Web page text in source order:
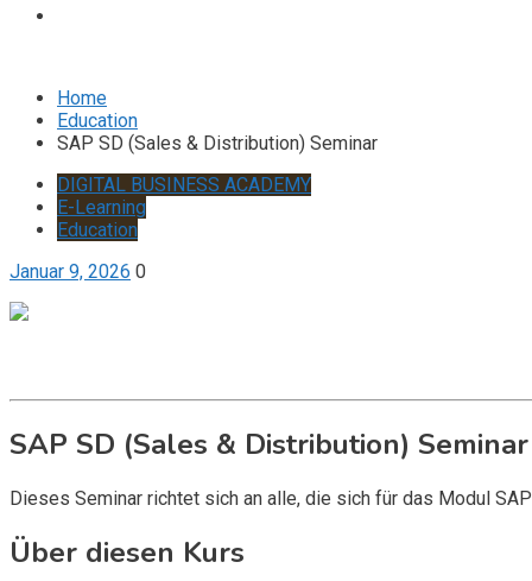
Home
Education
SAP SD (Sales & Distribution) Seminar
DIGITAL BUSINESS ACADEMY
E-Learning
Education
Januar 9, 2026 0
SAP SD (Sales & Distribution) Seminar
Dieses Seminar richtet sich an alle, die sich für das Modul
Über diesen Kurs